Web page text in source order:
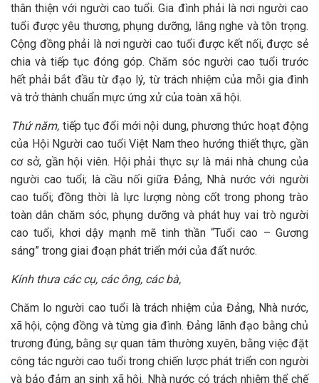
thân thiện với người cao tuổi. Gia đình phải là nơi người cao
tuổi được yêu thương, phụng dưỡng, lắng nghe và tôn trọng.
Cộng đồng phải là nơi người cao tuổi được kết nối, được sẻ
chia và tiếp tục đóng góp. Chăm sóc người cao tuổi trước
hết phải bắt đầu từ đạo lý, từ trách nhiệm của mỗi gia đình
và trở thành chuẩn mực ứng xử của toàn xã hội.
Thứ năm, tiếp tục đổi mới nội dung, phương thức hoạt động
của Hội Người cao tuổi Việt Nam theo hướng thiết thực, gần
cơ sở, gần hội viên. Hội phải thực sự là mái nhà chung của
người cao tuổi; là cầu nối giữa Đảng, Nhà nước với người
cao tuổi; đồng thời là lực lượng nòng cốt trong phong trào
toàn dân chăm sóc, phụng dưỡng và phát huy vai trò người
cao tuổi, khơi dậy mạnh mẽ tinh thần “Tuổi cao – Gương
sáng” trong giai đoạn phát triển mới của đất nước.
Kính thưa các cụ, các ông, các bà,
Chăm lo người cao tuổi là trách nhiệm của Đảng, Nhà nước,
xã hội, cộng đồng và từng gia đình. Đảng lãnh đạo bằng chủ
trương đúng, bằng sự quan tâm thường xuyên, bằng việc đặt
công tác người cao tuổi trong chiến lược phát triển con người
và bảo đảm an sinh xã hội. Nhà nước có trách nhiệm thể chế